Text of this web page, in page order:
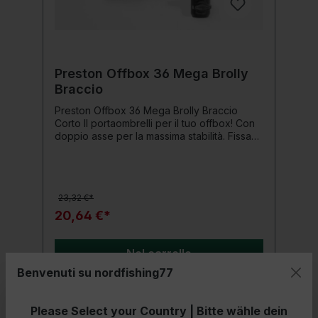
Preston Offbox 36 Mega Brolly
Braccio
Preston Offbox 36 Mega Brolly Braccio
Corto Il portaombrelli per il tuo offbox! Con
doppio asse per la massima stabilità. Fissano
del prodotto: Con doppio asse
23,32 €*
20,64 €*
Nel carrello
Benvenuti su nordfishing77
Please Select your Country | Bitte wähle dein